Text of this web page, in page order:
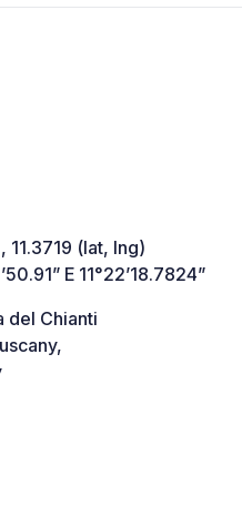
11.3719 (lat, lng)
E 11°22’18.7824”
del Chianti